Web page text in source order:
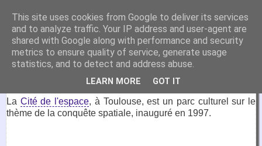
VirtuaFrance
Visitez la France depuis votre fauteuil.
9 septembre 2024
Cité de l'espace, Toulouse
La Cité de l'espace, à Toulouse, est un parc culturel sur le
thème de la conquête spatiale, inauguré en 1997.
This site uses cookies from Google to deliver its services
and to analyze traffic. Your IP address and user-agent are
shared with Google along with performance and security
metrics to ensure quality of service, generate usage
statistics, and to detect and address abuse.
LEARN MORE GOT IT